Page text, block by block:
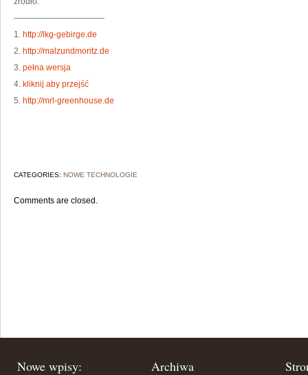
———————————
1. http://lkg-gebirge.de
2. http://malzundmoritz.de
3. pełna wersja
4. kliknij aby przejść
5. http://mrl-greenhouse.de
CATEGORIES: NOWE TECHNOLOGIE
Comments are closed.
Nowe wpisy: Archiwa